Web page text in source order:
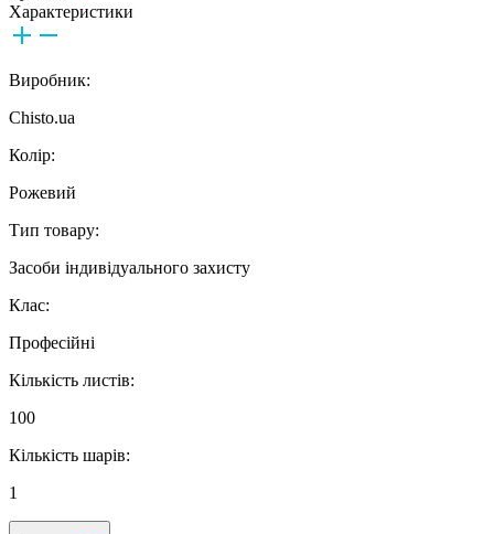
Характеристики
Виробник:
Chisto.ua
Колір:
Рожевий
Тип товару:
Засоби індивідуального захисту
Клас:
Професійні
Кількість листів:
100
Кількість шарів:
1